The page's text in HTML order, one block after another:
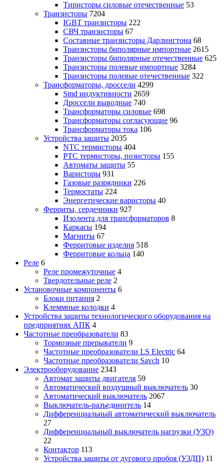
Тиристоры силовые отечественные 53
Транзисторы 7204
IGBT транзисторы 222
СВЧ транзисторы 67
Составные транзисторы Дарлингтона 68
Транзисторы биполярные импортные 2615
Транзисторы биполярные отечественные 625
Транзисторы полевые импортные 3284
Транзисторы полевые отечественные 322
Трансформаторы, дроссели 4299
Smd индуктивности 2659
Дроссели выводные 740
Трансформаторы силовые 698
Трансформаторы согласующие 96
Трансформаторы тока 106
Устройства защиты 2035
NTC термисторы 404
PTC термисторы, позисторы 155
Автоматы защиты 55
Варисторы 931
Газовые разрядники 226
Термостаты 224
Энергетические варисторы 40
Ферриты, сердечники 927
Изолента для трансформаторов 8
Каркасы 194
Магниты 67
Ферритовые изделия 518
Ферритовые кольца 140
Реле 6
Реле промежуточные 4
Твердотельные реле 2
Установочные компоненты 6
Блоки питания 2
Клеммные колодки 4
Устройства защиты технологического оборудования на
предприятиях АПК 4
Частотные преобразователи 83
Тормозные прерыватели 9
Частотные преобразователи LS Electric 64
Частотные преобразователи Savch 10
Электрооборудование 2343
Автомат защиты двигателя 59
Автоматический воздушный выключатель 30
Автоматический выключатель 2067
Выключатель-разъединитель 14
Дифференциальный автоматический выключатель
27
Дифференциальный выключатель нагрузки (УЗО)
22
Контактор 113
Устройства защиты от дугового пробоя (УЗДП) 11